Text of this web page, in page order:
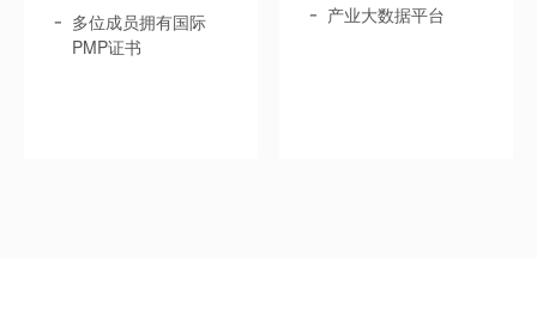
多位成员拥有国际
PMP证书
产业大数据平台